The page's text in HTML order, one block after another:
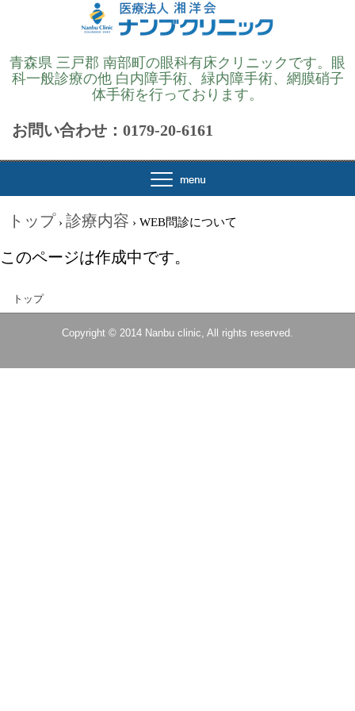
青森県 三戸郡 南部町の眼科有床クリニックです。眼
科一般診療の他 白内障手術、緑内障手術、網膜硝子
体手術を行っております。
お問い合わせ：0179-20-6161
トップ › 診療内容 › WEB問診について
このページは作成中です。
トップ
Copyright © 2014 Nanbu clinic, All rights reserved.